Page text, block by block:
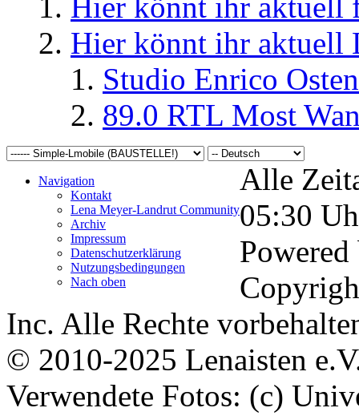
Hier könnt ihr aktuell
Studio Enrico
89.0 RTL Most
Navigation
Kontakt
Lena Meyer-Landrut Community
Archiv
Impressum
Datenschutzerklärung
Nutzungsbedingungen
Nach oben
Alle
05:30
Inc. Alle Rechte
© 2010-2025 Lenaisten
Verwendete Fotos: (c)